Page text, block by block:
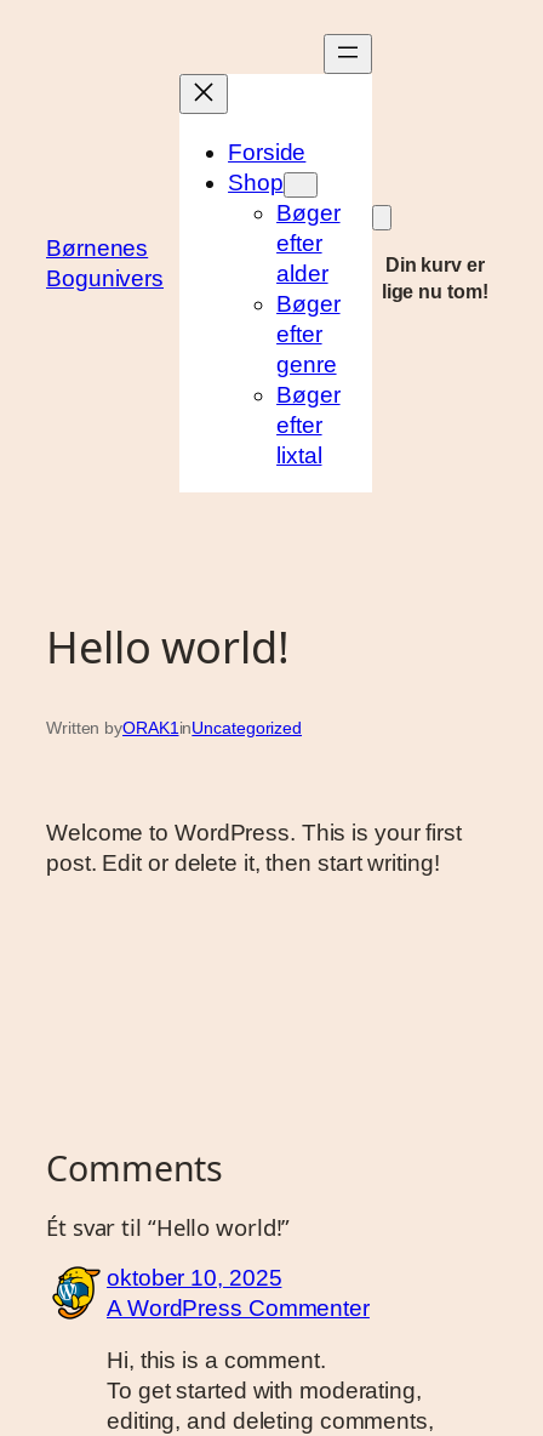
Børnenes
Bogunivers
Forside
Shop
Bøger
efter
alder
Bøger
efter
genre
Bøger
efter
lixtal
Din kurv er
lige nu tom!
Hello world!
Written byORAK1 inUncategorized
Welcome to WordPress. This is your first
post. Edit or delete it, then start writing!
Comments
Ét svar til “Hello world!”
oktober 10, 2025
A WordPress Commenter
Hi, this is a comment.
To get started with moderating,
editing, and deleting comments,